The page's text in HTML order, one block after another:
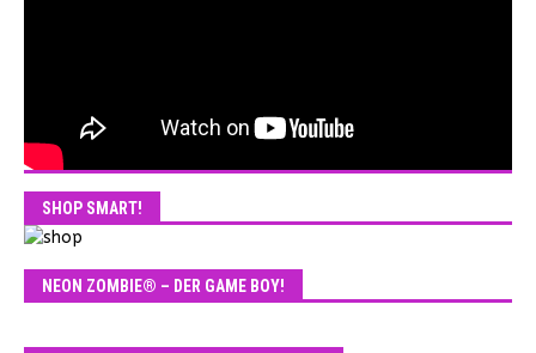
SHOP SMART!
NEON ZOMBIE® – DER GAME BOY!